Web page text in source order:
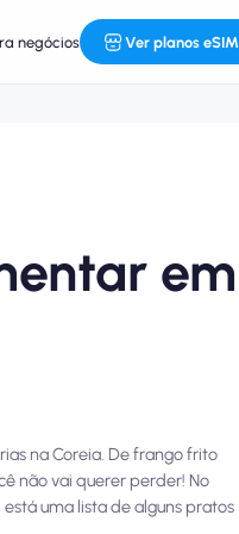
negócios Ver planos eSIM
em
na Coreia. De frango frito
não vai querer perder! No
uma lista de alguns pratos